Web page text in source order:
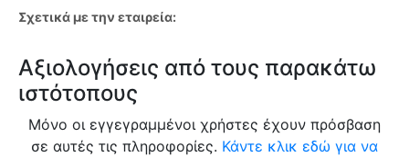
Σχετικά με την εταιρεία:
Αξιολογήσεις από τους παρακάτω
ιστότοπους
Μόνο οι εγγεγραμμένοι χρήστες έχουν πρόσβαση
σε αυτές τις πληροφορίες. Κάντε κλικ εδώ για να